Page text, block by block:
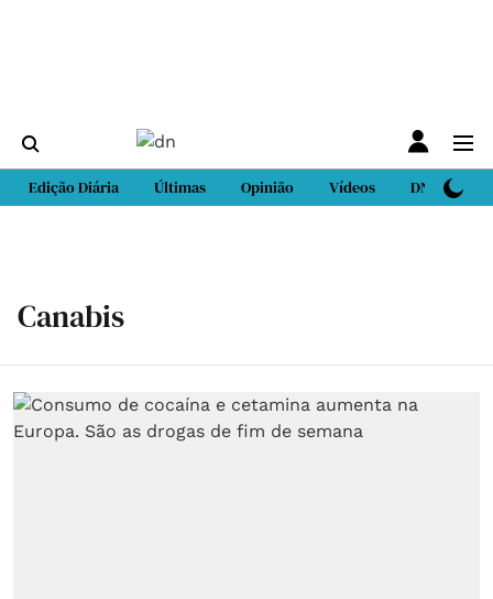
Edição Diária Últimas Opinião Vídeos DN Sport
Canabis